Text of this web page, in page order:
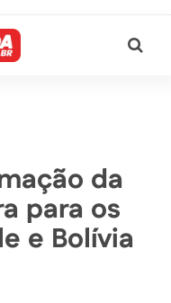
da
para os
e Bolívia